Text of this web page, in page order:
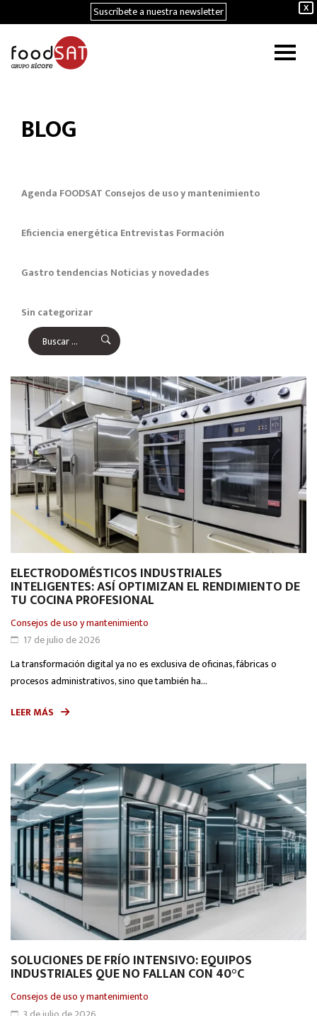
X
Suscríbete a nuestra newsletter
BLOG
Agenda FOODSAT Consejos de uso y mantenimiento
Eficiencia energética Entrevistas Formación
Gastro tendencias Noticias y novedades
Sin categorizar
ELECTRODOMÉSTICOS INDUSTRIALES
INTELIGENTES: ASÍ OPTIMIZAN EL RENDIMIENTO DE
TU COCINA PROFESIONAL
Consejos de uso y mantenimiento
17 de julio de 2026
La transformación digital ya no es exclusiva de oficinas, fábricas o
procesos administrativos, sino que también ha...
LEER MÁS
SOLUCIONES DE FRÍO INTENSIVO: EQUIPOS
INDUSTRIALES QUE NO FALLAN CON 40°C
Consejos de uso y mantenimiento